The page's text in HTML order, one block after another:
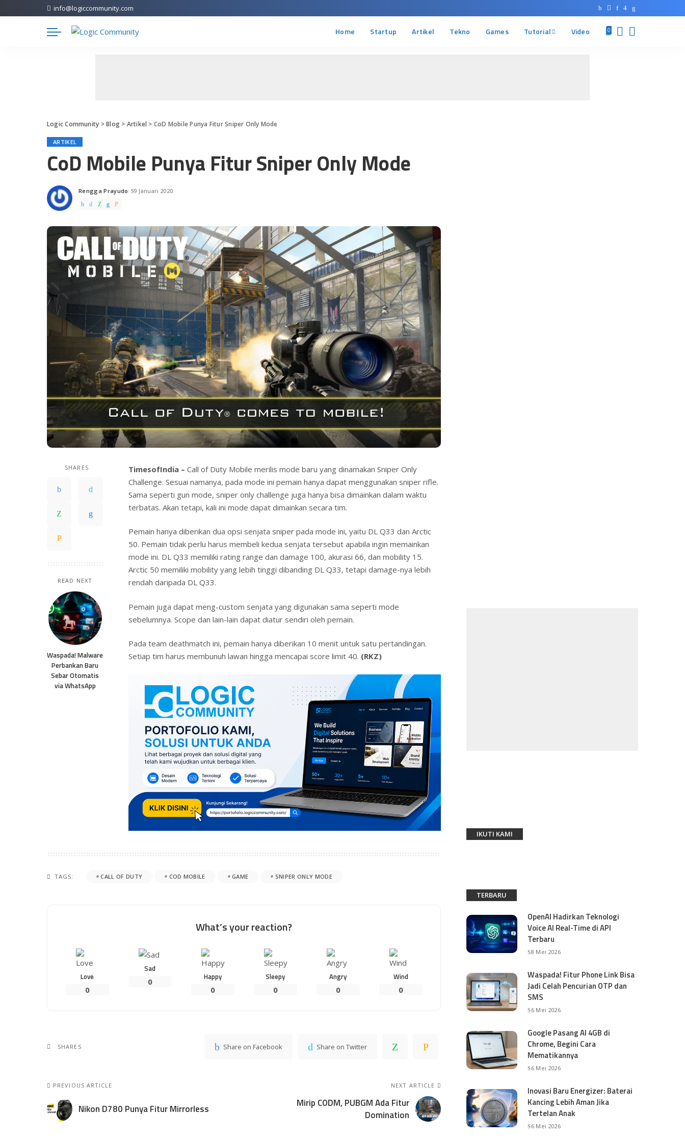
info@logiccommunity.com
Home Startup Artikel Tekno Games Tutorial Video 0
Logic Community >Blog> Artikel > CoD Mobile Punya Fitur Sniper Only Mode
ARTIKEL
CoD Mobile Punya Fitur Sniper Only Mode
Posted
by
Rengga Prayudo 9 Januari 2020
SHARES
READ NEXT
Waspada! Malware
Perbankan Baru
Sebar Otomatis
via WhatsApp
TimesofIndia – Call of Duty Mobile merilis mode baru yang dinamakan Sniper Only
Challenge. Sesuai namanya, pada mode ini pemain hanya dapat menggunakan sniper rifle.
Sama seperti gun mode, sniper only challenge juga hanya bisa dimainkan dalam waktu
terbatas. Akan tetapi, kali ini mode dapat dimainkan secara tim.
Pemain hanya diberikan dua opsi senjata sniper pada mode ini, yaitu DL Q33 dan Arctic
50. Pemain tidak perlu harus membeli kedua senjata tersebut apabila ingin memainkan
mode ini. DL Q33 memiliki rating range dan damage 100, akurasi 66, dan mobility 15.
Arctic 50 memiliki mobility yang lebih tinggi dibanding DL Q33, tetapi damage-nya lebih
rendah daripada DL Q33.
Pemain juga dapat meng-custom senjata yang digunakan sama seperti mode
sebelumnya. Scope dan lain-lain dapat diatur sendiri oleh pemain.
Pada team deathmatch ini, pemain hanya diberikan 10 menit untuk satu pertandingan.
Setiap tim harus membunuh lawan hingga mencapai score limit 40. (RKZ)
TAGS: CALL OF DUTY COD MOBILE GAME SNIPER ONLY MODE
What’s your reaction?
Love
0
Sad
0
Happy
0
Sleepy
0
Angry
0
Wind
0
SHARES Share on Facebook Share on Twitter
PREVIOUS ARTICLE
Nikon D780 Punya Fitur Mirrorless
NEXT ARTICLE
Mirip CODM, PUBGM Ada Fitur
Domination
IKUTI KAMI
TERBARU
OpenAI Hadirkan Teknologi
Voice AI Real-Time di API
Terbaru
8 Mei 2026
Waspada! Fitur Phone Link Bisa
Jadi Celah Pencurian OTP dan
SMS
6 Mei 2026
Google Pasang AI 4GB di
Chrome, Begini Cara
Mematikannya
6 Mei 2026
Inovasi Baru Energizer: Baterai
Kancing Lebih Aman Jika
Tertelan Anak
6 Mei 2026